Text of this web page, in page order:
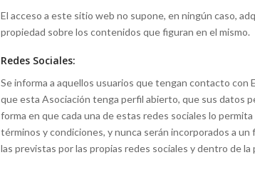
El acceso a este sitio web no supone, en ningún caso,
propiedad sobre los contenidos que figuran en el mismo.
Redes Sociales:
Se informa a aquellos usuarios que tengan contacto con
que esta Asociación tenga perfil abierto, que sus datos
forma en que cada una de estas redes sociales lo
términos y condiciones, y nunca serán incorporados a
las previstas por las propias redes sociales y dentro de